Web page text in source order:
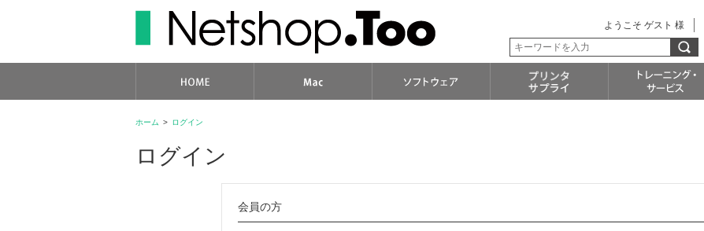
ようこそ ゲスト 様
ホーム > ログイン
ログイン
会員の方